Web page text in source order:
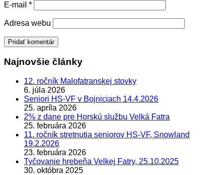
E-mail *
Adresa webu
Najnovšie články
12. ročník Malofatranskej stovky
6. júla 2026
Seniori HS-VF v Bojniciach 14.4.2026
25. apríla 2026
2% z dane pre Horskú službu Velká Fatra
25. februára 2026
11. ročník stretnutia seniorov HS-VF, Snowland
19.2.2026
23. februára 2026
Tyčovanie hrebeňa Velkej Fatry, 25.10.2025
30. októbra 2025